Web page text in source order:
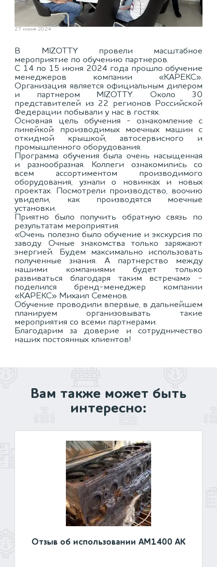
27 июня 2024
В MIZOTTY провели масштабное
мероприятие по обучению партнеров.
С 14 по 15 июня 2024 года прошло обучение
менеджеров компании «КАРЕКС».
Организация является официальным дилером
и партнером MIZOTTY. Около 30
представителей из 22 регионов Российской
Федерации побывали у нас в гостях.
Основная цель обучения - ознакомление с
линейкой производимых моечных машин с
откидной крышкой, автосервисного и
промышленного оборудования.
Программа обучения была очень насыщенная
и разнообразная. Коллеги ознакомились со
всем ассортиментом производимого
оборудования, узнали о новинках и новых
проектах. Посмотрели производство, воочию
увидели, как производятся моечные
установки.
Приятно было получить обратную связь по
результатам мероприятия.
«Очень полезно было обучение и экскурсия по
заводу. Очные знакомства только заряжают
энергией. Будем максимально использовать
полученные знания. А партнерство между
нашими компаниями будет только
развиваться благодаря таким встречам» -
поделился бренд-менеджер компании
«КАРЕКС» Михаил Семенов.
Обучение проводили впервые, в дальнейшем
планируем организовывать такие
мероприятия со всеми партнерами.
Благодарим за доверие и сотрудничество
наших постоянных клиентов!
Вам также может быть
интересно:
Отзыв об использовании АМ1400 АК